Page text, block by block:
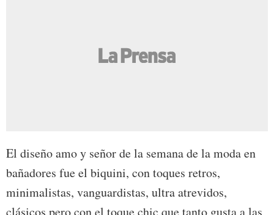
El diseño amo y señor de la semana de la moda en
bañadores fue el biquini, con toques retros,
minimalistas, vanguardistas, ultra atrevidos,
clásicos pero con el toque chic que tanto gusta a las